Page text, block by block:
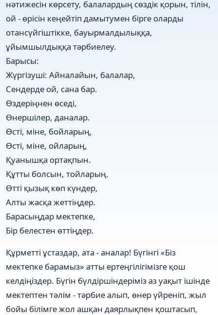
нәтижесін көрсету, балалардың сөздік қорын, тілін,
ой - өрісін кеңейтіп дамытумен бірге оларды
отансүйгіштікке, бауырмалдылыққа,
ұйымшылдыққа тәрбиелеу.
Барысы:
Жүргізуші: Айналайын, балалар,
Сендерде ой, сана бар.
Өздеріңнен өседі,
Өнершілер, даналар.
Өсті, міне, бойларың,
Өсті, міне, ойларың,
Қуанышқа ортақпын.
Құтты болсын, тойларың.
Өтті қызық көп күндер,
Алты жасқа жеттіңдер.
Барасыңдар мектепке,
Бір белестен өттіңдер.
Құрметті ұстаздар, ата - аналар! Бүгінгі «Біз
мектепке барамыз» атты ертеңгілігімізге қош
келдіңіздер. Бүгін бүлдіршіндеріміз аз уақыт ішінде
мектептен тәлім - тәрбие алып, өнер үйреніп, жыл
бойы білімге жол ашқан даярлықпен қоштасып,